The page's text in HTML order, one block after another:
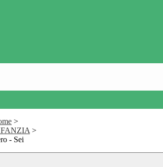
>
>
- Sei